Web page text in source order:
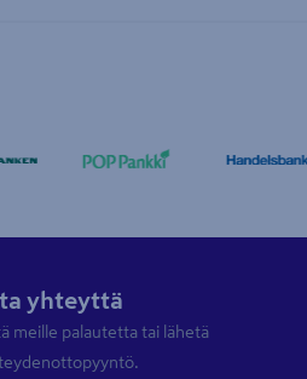
yhteyttä
meille palautetta tai lähetä